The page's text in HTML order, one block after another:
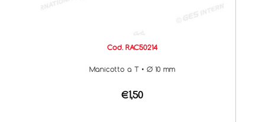
Cod. RAC50214
Manicotto a T • Ø 10 mm
€1,50